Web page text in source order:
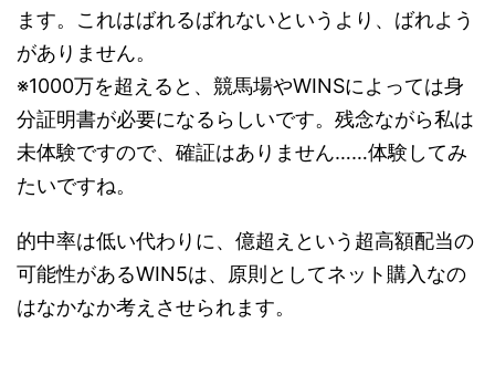
ます。これはばれるばれないというより、ばれよう
がありません。
※1000万を超えると、競馬場やWINSによっては身
分証明書が必要になるらしいです。残念ながら私は
未体験ですので、確証はありません……体験してみ
たいですね。
的中率は低い代わりに、億超えという超高額配当の
可能性があるWIN5は、原則としてネット購入なの
はなかなか考えさせられます。